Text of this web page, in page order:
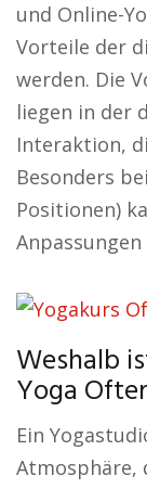
und Online-
Vorteile der
werden. Die
liegen in der
Interaktion,
Besonders
Positionen)
Weshalb
Yoga
Ein
Atmosphäre,